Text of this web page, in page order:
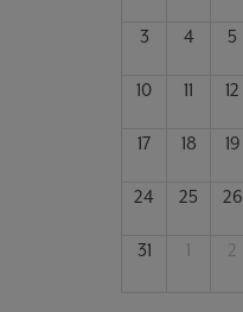
3 4 5
10 11 12
17 18 19
24 25 26
31 1 2